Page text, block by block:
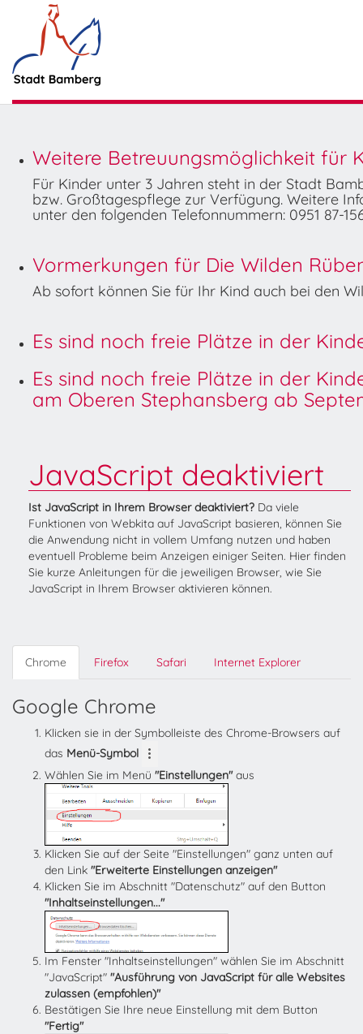
Weitere Betreuungsmöglichkeit für
Für Kinder unter 3 Jahren steht in der Stadt
bzw. Großtagespflege zur Verfügung. Weitere
unter den folgenden Telefonnummern: 0951 87-
Vormerkungen für Die Wilden
Ab sofort können Sie für Ihr Kind auch bei den
Es sind noch freie Plätze in der
Es sind noch freie Plätze in der
am Oberen Stephansberg ab
JavaScript deaktiviert
Ist JavaScript in Ihrem Browser deaktiviert? Da viele
Funktionen von Webkita auf JavaScript basieren, können Sie
die Anwendung nicht in vollem Umfang nutzen und haben
eventuell Probleme beim Anzeigen einiger Seiten. Hier finden
Sie kurze Anleitungen für die jeweiligen Browser, wie Sie
JavaScript in Ihrem Browser aktivieren können.
Chrome Firefox Safari Internet Explorer
Google Chrome
Klicken sie in der Symbolleiste des Chrome-Browsers auf
das Menü-Symbol
Wählen Sie im Menü "Einstellungen"aus
Klicken Sie auf der Seite "Einstellungen" ganz unten auf
den Link "Erweiterte Einstellungen anzeigen"
Klicken Sie im Abschnitt "Datenschutz" auf den Button
"Inhaltseinstellungen..."
Im Fenster "Inhaltseinstellungen" wählen Sie im Abschnitt
"JavaScript" "Ausführung von JavaScript für alle Websites
zulassen (empfohlen)"
Bestätigen Sie Ihre neue Einstellung mit dem Button
"Fertig"